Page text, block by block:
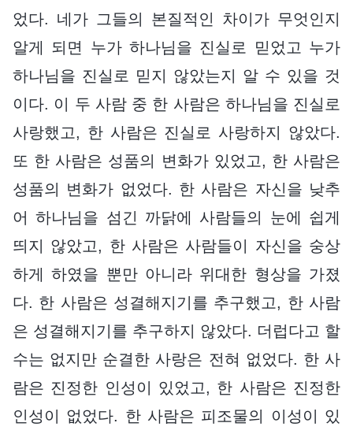
었다. 네가 그들의 본질적인 차이가 무엇인지
알게 되면 누가 하나님을 진실로 믿었고 누가
하나님을 진실로 믿지 않았는지 알 수 있을 것
이다. 이 두 사람 중 한 사람은 하나님을 진실로
사랑했고, 한 사람은 진실로 사랑하지 않았다.
또 한 사람은 성품의 변화가 있었고, 한 사람은
성품의 변화가 없었다. 한 사람은 자신을 낮추
어 하나님을 섬긴 까닭에 사람들의 눈에 쉽게
띄지 않았고, 한 사람은 사람들이 자신을 숭상
하게 하였을 뿐만 아니라 위대한 형상을 가졌
다. 한 사람은 성결해지기를 추구했고, 한 사람
은 성결해지기를 추구하지 않았다. 더럽다고 할
수는 없지만 순결한 사랑은 전혀 없었다. 한 사
람은 진정한 인성이 있었고, 한 사람은 진정한
인성이 없었다. 한 사람은 피조물의 이성이 있